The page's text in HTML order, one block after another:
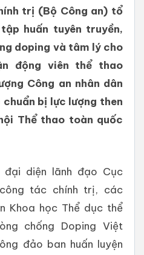
trị (Bộ Công an) tổ
huấn tuyên truyền,
doping và tâm lý cho
động viên thể thao
Công an nhân dân
bị lực lượng then
Thể thao toàn quốc
diện lãnh đạo Cục
tác chính trị, các
Khoa học Thể dục thể
chống Doping Việt
đảo ban huấn luyện